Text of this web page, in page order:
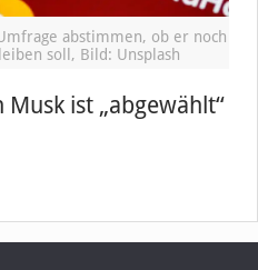
abstimmen, ob er noch
soll, Bild: Unsplash
Musk ist „abgewählt“